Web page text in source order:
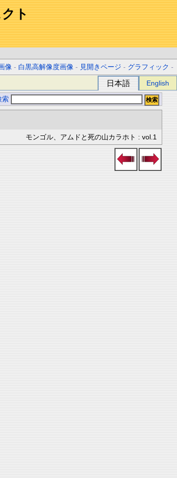
ト
像 - 白黒高解像度画像 - 見開きページ - グラフィック -
日本語 English
索
モンゴル、アムドと死の山カラホト : vol.1